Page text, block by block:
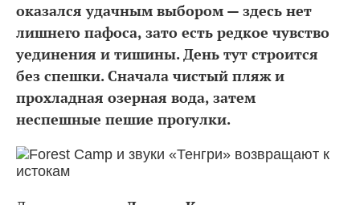
оказался удачным выбором — здесь нет
лишнего пафоса, зато есть редкое чувство
уединения и тишины. День тут строится
без спешки. Сначала чистый пляж и
прохладная озерная вода, затем
неспешные пешие прогулки.